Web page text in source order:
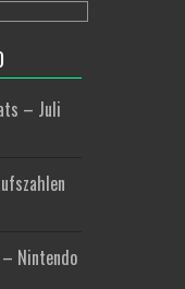
– Juli
– Nintendo